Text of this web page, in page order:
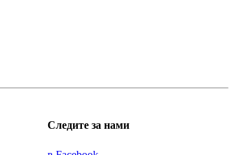
Следите за нами